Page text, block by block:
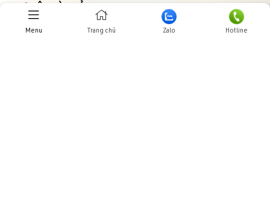
THƯ VIỆN HÌNH ẢNHH
Menu Trang chủ Zalo Hotline